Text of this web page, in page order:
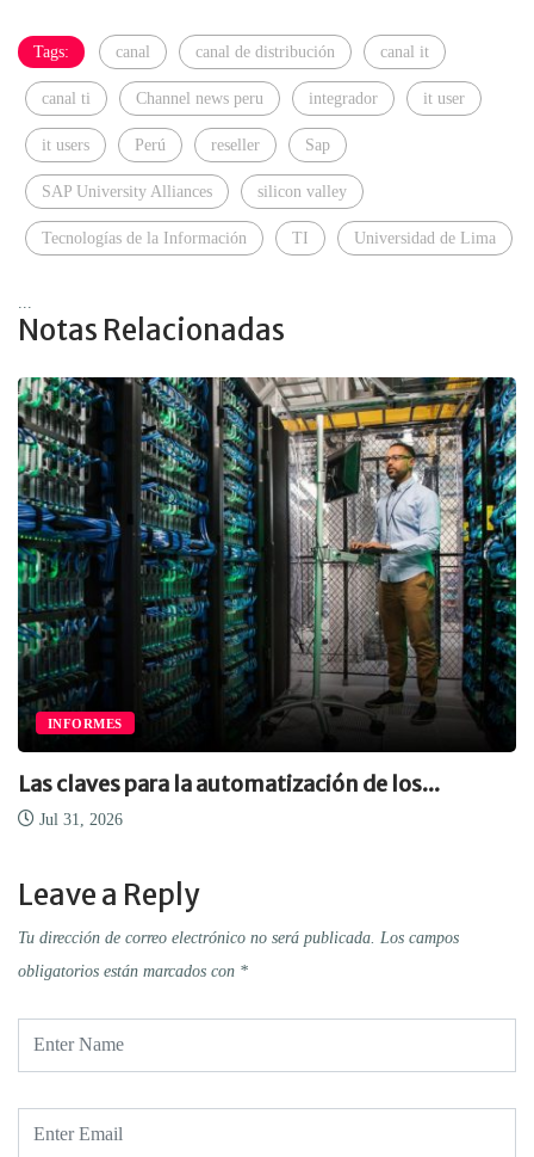
Tags: canal canal de distribución canal it
canal ti Channel news peru integrador it user
it users Perú reseller Sap
SAP University Alliances silicon valley
Tecnologías de la Información TI Universidad de Lima
Notas Relacionadas
INFORMES
Las claves para la automatización de los...
Jul 31, 2026
Leave a Reply
Tu dirección de correo electrónico no será publicada. Los campos
obligatorios están marcados con *